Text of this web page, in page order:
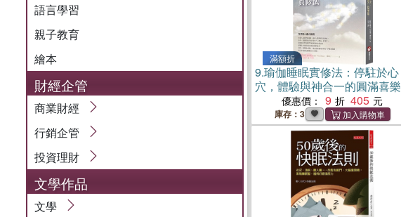
語言學習
親子教育
繪本
財經企管
商業財經
行銷企管
投資理財
文學作品
文學
滿額折
9.瑜伽睡眠實修法：停駐於心
穴，體驗與神合一的圓滿喜樂
優惠價： 9 405
庫存：3